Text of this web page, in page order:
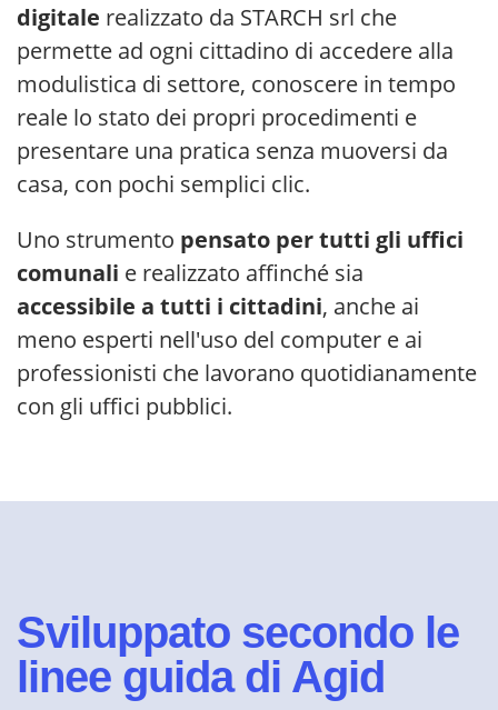
digitale realizzato da STARCH srl che
permette ad ogni cittadino di accedere alla
modulistica di settore, conoscere in tempo
reale lo stato dei propri procedimenti e
presentare una pratica senza muoversi da
casa, con pochi semplici clic.
Uno strumento pensato per tutti gli uffici
comunali e realizzato affinché sia
accessibile a tutti i cittadini, anche ai
meno esperti nell'uso del computer e ai
professionisti che lavorano quotidianamente
con gli uffici pubblici.
Sviluppato secondo le
linee guida di Agid